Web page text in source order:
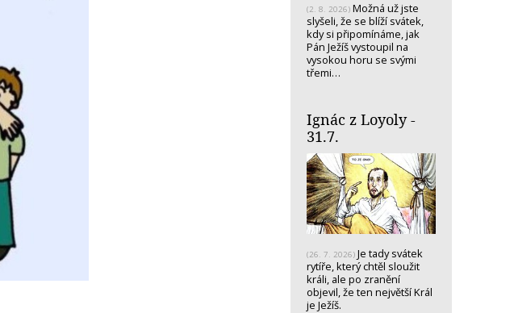
(2. 8. 2026) Možná už jste
slyšeli, že se blíží svátek,
kdy si připomínáme, jak
Pán Ježíš vystoupil na
vysokou horu se svými
třemi…
Ignác z Loyoly -
31.7.
(26. 7. 2026) Je tady svátek
rytíře, který chtěl sloužit
králi, ale po zranění
objevil, že ten největší Král
je Ježíš.